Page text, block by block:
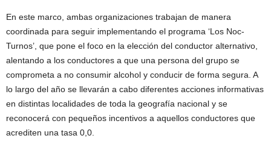
En este marco, ambas organizaciones trabajan de manera
coordinada para seguir implementando el programa ‘Los Noc-
Turnos’, que pone el foco en la elección del conductor alternativo,
alentando a los conductores a que una persona del grupo se
comprometa a no consumir alcohol y conducir de forma segura. A
lo largo del año se llevarán a cabo diferentes acciones informativas
en distintas localidades de toda la geografía nacional y se
reconocerá con pequeños incentivos a aquellos conductores que
acrediten una tasa 0,0.